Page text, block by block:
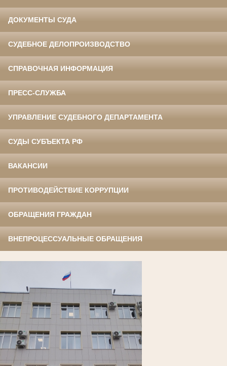
ДОКУМЕНТЫ СУДА
СУДЕБНОЕ ДЕЛОПРОИЗВОДСТВО
СПРАВОЧНАЯ ИНФОРМАЦИЯ
ПРЕСС-СЛУЖБА
УПРАВЛЕНИЕ СУДЕБНОГО ДЕПАРТАМЕНТА
СУДЫ СУБЪЕКТА РФ
ВАКАНСИИ
ПРОТИВОДЕЙСТВИЕ КОРРУПЦИИ
ОБРАЩЕНИЯ ГРАЖДАН
ВНЕПРОЦЕССУАЛЬНЫЕ ОБРАЩЕНИЯ